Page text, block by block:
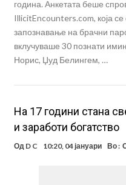
година. Анкетата беше
IllicitEncounters.com, која
запознавање на брачни
вклучуваше 30 познати
Норис, Џуд Белингем, …
На 17 години стана
и заработи богатство
Од D C 10:20, 04 јануари Во :